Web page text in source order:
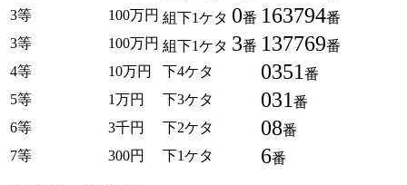
3等
100万円 組下1ケタ 0番 163794番
3等
100万円 組下1ケタ 3番 137769番
4等
10万円 下4ケタ 0351 番
5等
1万円 下3ケタ 031 番
6等
3千円 下2ケタ 08番
7等
300円 下1ケタ 6番